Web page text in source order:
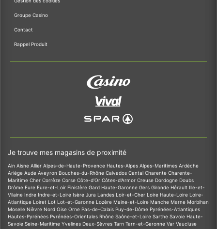
Groupe Casino
Contact
Rappel Produit
Je trouve mes magasins de proximité
Ain Aisne Allier Alpes-de-Haute-Provence Hautes-Alpes Alpes-Maritimes Ardèche
Ariège Aude Aveyron Bouches-du-Rhône Calvados Cantal Charente Charente-
Maritime Cher Corrèze Corse Côte-d'Or Côtes-d'Armor Creuse Dordogne Doubs
Drôme Eure Eure-et-Loir Finistère Gard Haute-Garonne Gers Gironde Hérault Ille-et-
Vilaine Indre Indre-et-Loire Isère Jura Landes Loir-et-Cher Loire Haute-Loire Loire-
Atlantique Loiret Lot Lot-et-Garonne Lozère Maine-et-Loire Manche Marne Morbihan
Moselle Nièvre Nord Oise Orne Pas-de-Calais Puy-de-Dôme Pyrénées-Atlantiques
Hautes-Pyrénées Pyrénées-Orientales Rhône Saône-et-Loire Sarthe Savoie Haute-
Savoie Seine-Maritime Yvelines Deux-Sèvres Tarn Tarn-et-Garonne Var Vaucluse